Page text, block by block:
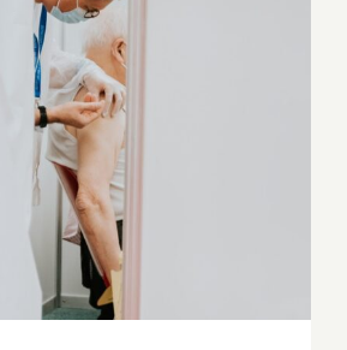
di assistenza sanitaria